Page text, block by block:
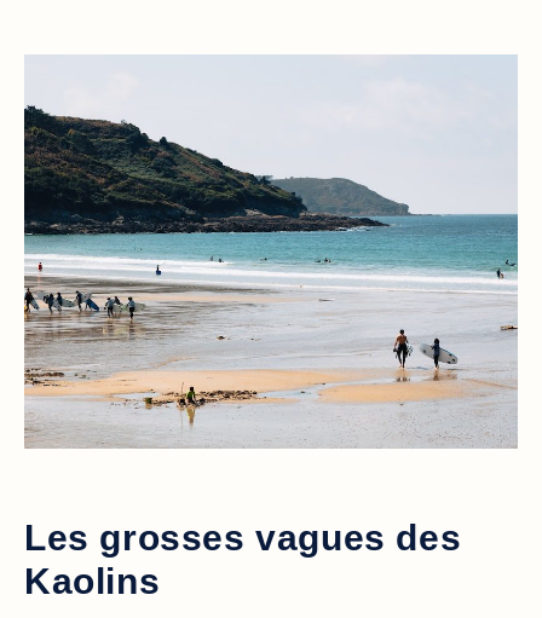
Les grosses vagues des
Kaolins